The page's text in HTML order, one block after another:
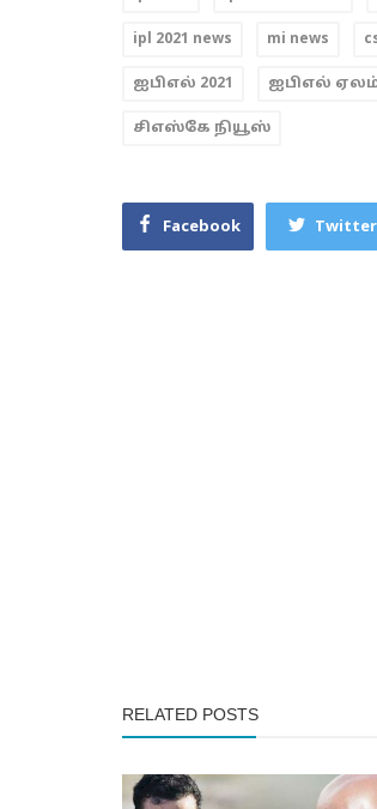
ipl 2021 news mi news
ஐபிஎல் 2021 ஐபிஎல்
சிஎஸ்கே நியூஸ்
Facebook Twitter
RELATED POSTS